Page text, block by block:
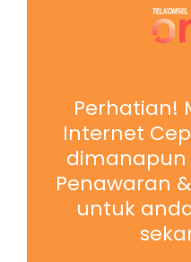
Perhatian!
Internet
dimanapun
Penawaran
untuk